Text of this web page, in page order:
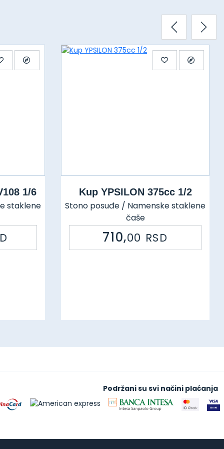
1/6
staklene
Kup YPSILON 375cc 1/2
Stono posuđe / Namenske staklene
čaše
710,00 RSD
Podržani su svi načini plaćanja